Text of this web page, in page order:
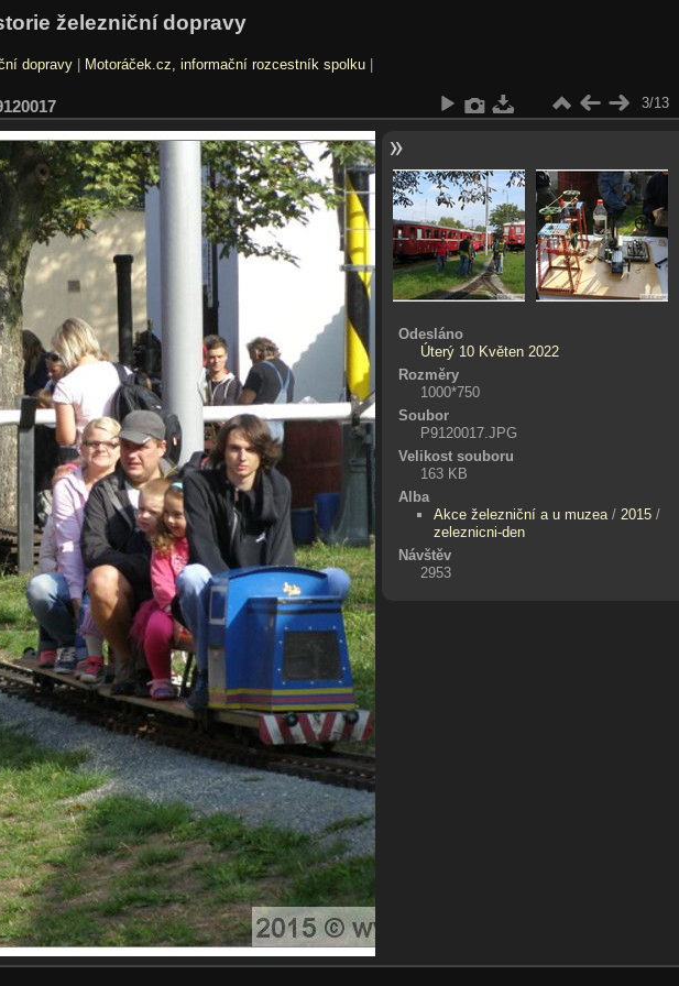
železniční dopravy
dopravy| Motoráček.cz, informační rozcestník spolku|
3/13
Odesláno
Úterý 10 Květen 2022
Rozměry
1000*750
Soubor
P9120017.JPG
Velikost souboru
163 KB
Alba
Akce železniční a u muzea / 2015 /
zeleznicni-den
Návštěv
2953